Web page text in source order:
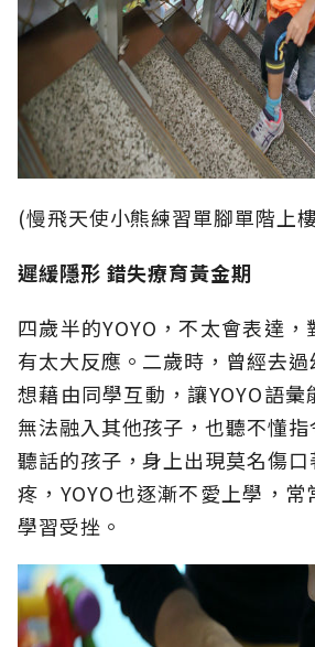
(慢飛天使小熊練習單腳單階上
遲緩隱形 錯失療育黃金期
四歲半的YOYO，不太會表達
有太大反應。二歲時，曾經去
想藉由同學互動，讓YOYO語
無法融入其他孩子，也聽不懂
聽話的孩子，身上出現莫名傷
疼，YOYO也逐漸不愛上學，
學習受挫。